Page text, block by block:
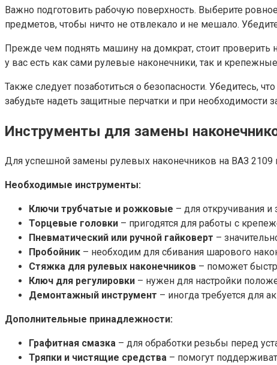
Важно подготовить рабочую поверхность. Выберите
предметов, чтобы ничто не отвлекало и не мешало.
Прежде чем поднять машину на домкрат, стоит проверить
у вас есть как сами рулевые наконечники, так и
Также следует позаботиться о безопасности. Убедитесь,
забудьте надеть защитные перчатки и при
Инструменты для замены
Для успешной замены рулевых наконечников на ВАЗ 2109
Необходимые инструменты:
Ключи трубчатые и рожковые – для откручивания и
Торцевые головки – пригодятся для работы с
Пневматический или ручной гайковерт –
Пробойник – необходим для сбивания шарового
Стяжка для рулевых наконечников – поможет
Ключ для регулировки – нужен для настройки
Демонтажный инструмент – иногда требуется для
Дополнительные принадлежности:
Графитная смазка – для обработки резьбы перед
Тряпки и чистящие средства – помогут